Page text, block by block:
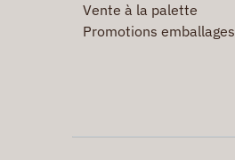
Vente à la palette
Promotions emballages